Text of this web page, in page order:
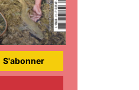
S'abonner